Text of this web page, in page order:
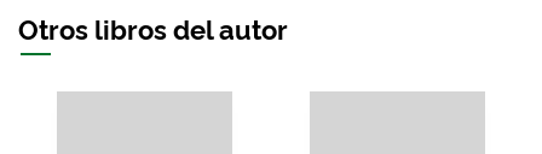
Otros libros del autor